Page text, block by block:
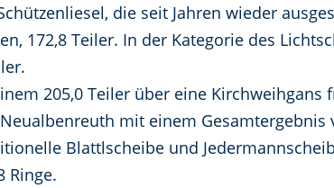
die seit Jahren wieder
172,8 Teiler. In der Kategorie des
205,0 Teiler über eine Kirchweihgans
mit einem Gesamtergebnis
Blattlscheibe und
Ringe.